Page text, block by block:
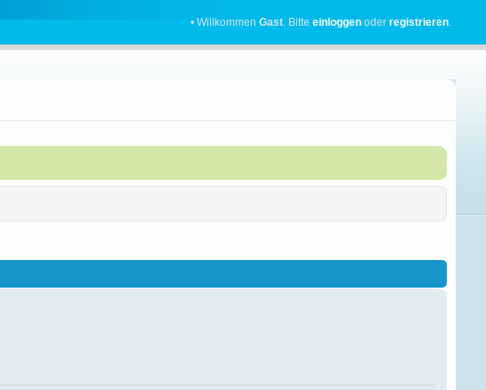
• WillkommenGast. Bitteeinloggen oderregistrieren.